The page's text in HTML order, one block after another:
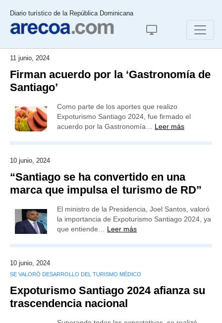
Diario turístico de la República Dominicana
11 junio, 2024
Firman acuerdo por la ‘Gastronomía de
Santiago’
Como parte de los aportes que realizo
Expoturismo Santiago 2024, fue firmado el
acuerdo por la Gastronomía… Leer más
10 junio, 2024
“Santiago se ha convertido en una
marca que impulsa el turismo de RD”
El ministro de la Presidencia, Joel Santos, valoró
la importancia de Expoturismo Santiago 2024, ya
que entiende… Leer más
10 junio, 2024
SE VALORÓ DESARROLLO DEL TURISMO MÉDICO
Expoturismo Santiago 2024 afianza su
trascendencia nacional